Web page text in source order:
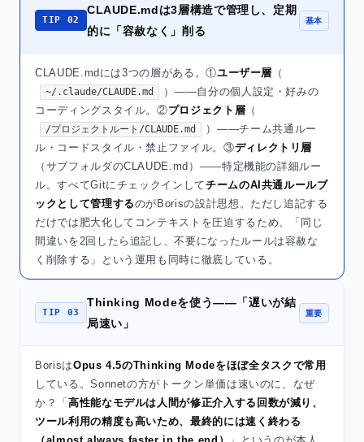
TIP 02
CLAUDE.mdは3層構造で管理し、定期
的に「容赦なく」削る
基本
CLAUDE.mdには3つの層がある。①ユーザー層 （
~/.claude/CLAUDE.md
）——自分の個人設定・好みの
コーディングスタイル。②プロジェクト層 （
/プロジェクトルート/CLAUDE.md
）——チーム共通ルー
ル・コードスタイル・禁止ファイル。③ディレクトリ層
（サブフォルダのCLAUDE.md）——特定機能の詳細ルー
ル。すべてGitにチェックインしてチームのAI共通ルールブ
ックとして管理するのがBorisの設計思想。ただし追記する
だけでは肥大化してコンテキストを圧迫するため、「同じ
間違いを2回したら追記し、不要になったルールは容赦な
く削除する」という運用も同時に徹底している。
TIP 03
Thinking Modeを使う——「遅いが結
局速い」
重要
BorisはOpus 4.5のThinking Modeをほぼ全タスクで常用
している。Sonnetの方がトークン単価は速いのに、なぜ
か？「 高性能なモデルは人間が修正介入する回数が減り、
ツール利用の精度も高いため、最終的には速く終わる